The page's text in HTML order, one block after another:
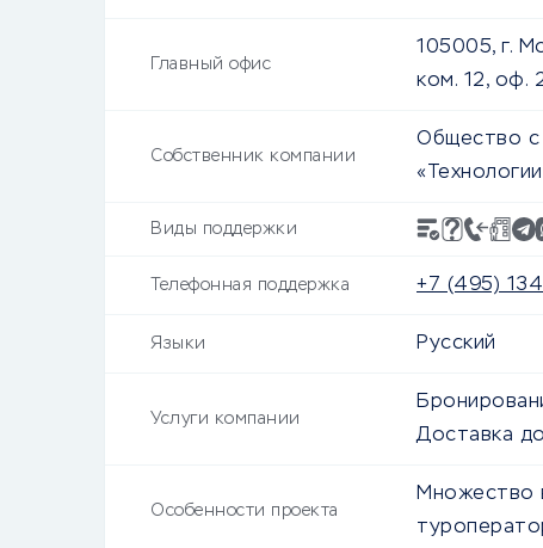
Главный офис
105005, г.
ком. 12, оф.
Собственник компании
Общество с
Виды поддержки
Телефонная поддержка +7 (495)
Языки Русский
Услуги компании
Доставка
Особенности проекта
Множество